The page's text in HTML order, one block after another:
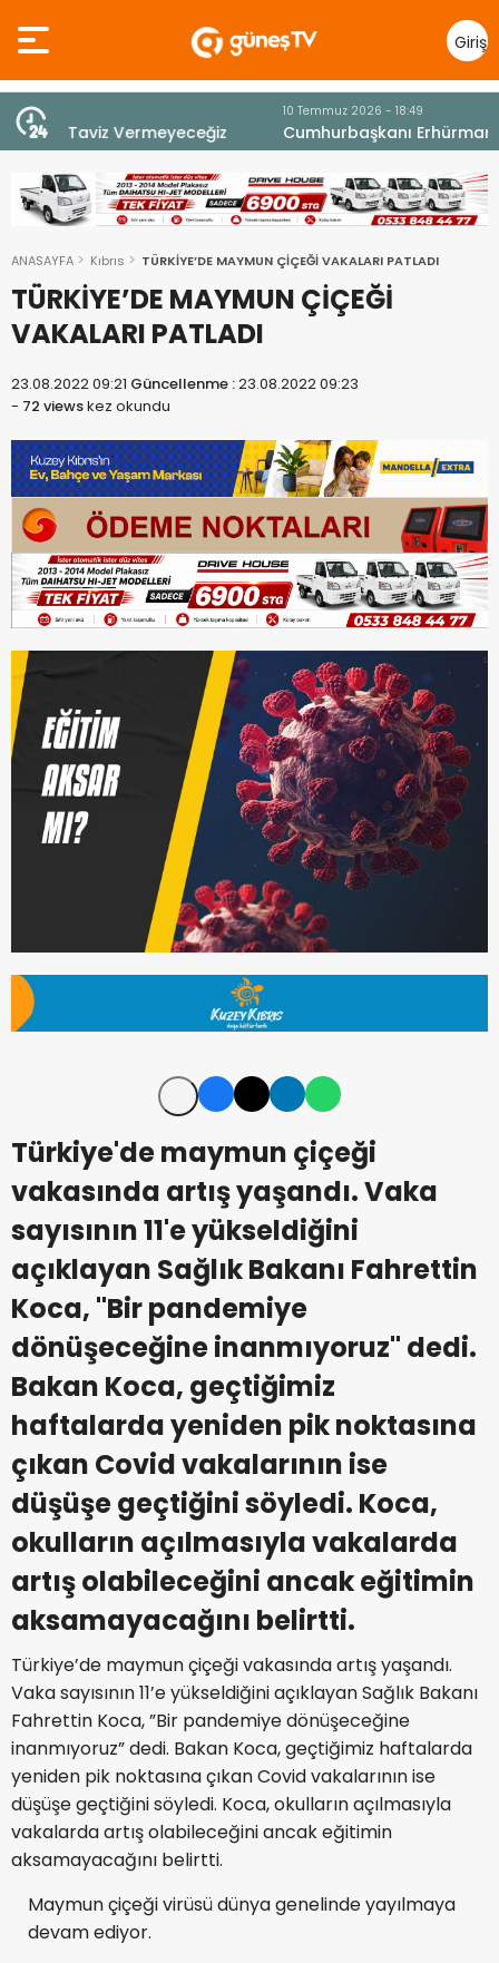
Giriş
Yap
Cumhurbaşkanı Erhürman sergi açılışında
fenalaşarak hastaneye kaldırıldı
ANASAYFA Kıbrıs TÜRKİYE’DE MAYMUN ÇİÇEĞİ VAKALARI PATLADI
TÜRKİYE’DE MAYMUN ÇİÇEĞİ
VAKALARI PATLADI
23.08.2022 09:21 Güncellenme :23.08.2022 09:23
- 72 viewskez okundu
Türkiye'de maymun çiçeği
vakasında artış yaşandı. Vaka
sayısının 11'e yükseldiğini
açıklayan Sağlık Bakanı Fahrettin
Koca, ''Bir pandemiye
dönüşeceğine inanmıyoruz'' dedi.
Bakan Koca, geçtiğimiz
haftalarda yeniden pik noktasına
çıkan Covid vakalarının ise
düşüşe geçtiğini söyledi. Koca,
okulların açılmasıyla vakalarda
artış olabileceğini ancak eğitimin
aksamayacağını belirtti.
Türkiye’de maymun çiçeği vakasında artış yaşandı.
Vaka sayısının 11’e yükseldiğini açıklayan Sağlık Bakanı
Fahrettin Koca, ”Bir pandemiye dönüşeceğine
inanmıyoruz” dedi. Bakan Koca, geçtiğimiz haftalarda
yeniden pik noktasına çıkan Covid vakalarının ise
düşüşe geçtiğini söyledi. Koca, okulların açılmasıyla
vakalarda artış olabileceğini ancak eğitimin
aksamayacağını belirtti.
Maymun çiçeği virüsü dünya genelinde yayılmaya
devam ediyor.